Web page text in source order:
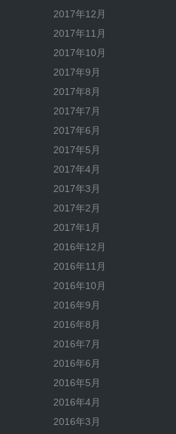
2017年12月
2017年11月
2017年10月
2017年9月
2017年8月
2017年7月
2017年6月
2017年5月
2017年4月
2017年3月
2017年2月
2017年1月
2016年12月
2016年11月
2016年10月
2016年9月
2016年8月
2016年7月
2016年6月
2016年5月
2016年4月
2016年3月